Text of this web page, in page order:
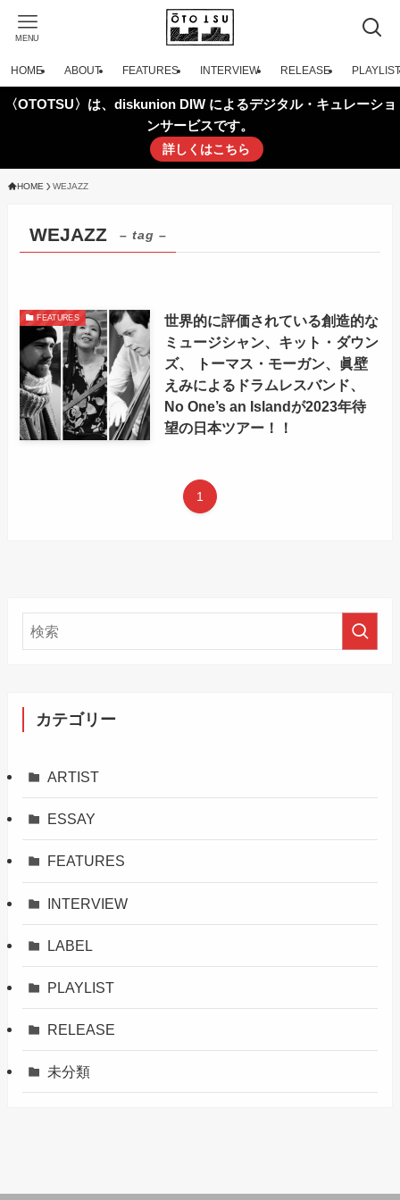
MENU
HOME ABOUT FEATURES INTERVIEW RELEASE PLAYLIST
〈OTOTSU〉は、diskunion DIW によるデジタル・キュレーショ
ンサービスです。
詳しくはこちら
HOME WEJAZZ
WEJAZZ – tag –
FEATURES
世界的に評価されている創造的な
ミュージシャン、キット・ダウン
ズ、 トーマス・モーガン、眞壁
えみによるドラムレスバンド、
No One’s an Islandが2023年待
望の日本ツアー！！
1
カテゴリー
ARTIST
ESSAY
FEATURES
INTERVIEW
LABEL
PLAYLIST
RELEASE
未分類